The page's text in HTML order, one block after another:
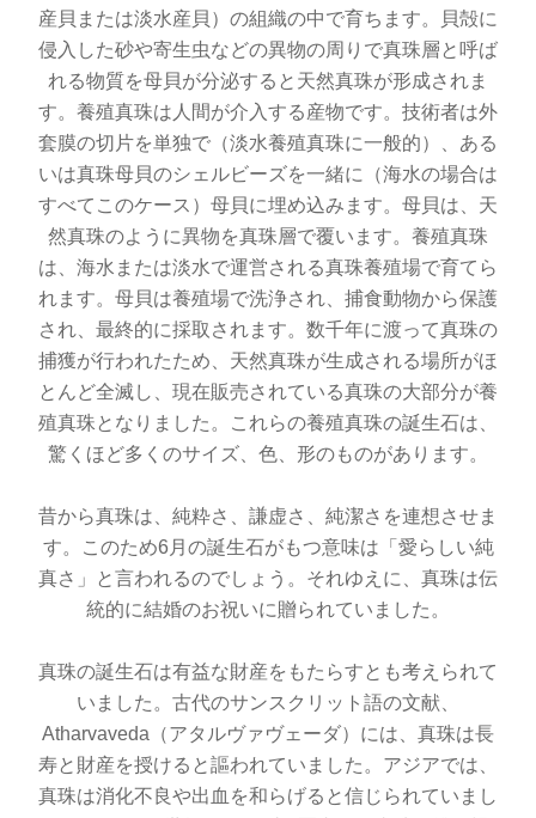
産貝または淡水産貝）の組織の中で育ちます。貝殻に
侵入した砂や寄生虫などの異物の周りで真珠層と呼ば
れる物質を母貝が分泌すると天然真珠が形成されま
す。養殖真珠は人間が介入する産物です。技術者は外
套膜の切片を単独で（淡水養殖真珠に一般的）、ある
いは真珠母貝のシェルビーズを一緒に（海水の場合は
すべてこのケース）母貝に埋め込みます。母貝は、天
然真珠のように異物を真珠層で覆います。養殖真珠
は、海水または淡水で運営される真珠養殖場で育てら
れます。母貝は養殖場で洗浄され、捕食動物から保護
され、最終的に採取されます。数千年に渡って真珠の
捕獲が行われたため、天然真珠が生成される場所がほ
とんど全滅し、現在販売されている真珠の大部分が養
殖真珠となりました。これらの養殖真珠の誕生石は、
驚くほど多くのサイズ、色、形のものがあります。
昔から真珠は、純粋さ、謙虚さ、純潔さを連想させま
す。このため6月の誕生石がもつ意味は「愛らしい純
真さ」と言われるのでしょう。それゆえに、真珠は伝
統的に結婚のお祝いに贈られていました。
真珠の誕生石は有益な財産をもたらすとも考えられて
いました。古代のサンスクリット語の文献、
Atharvaveda（アタルヴァヴェーダ）には、真珠は長
寿と財産を授けると謳われていました。アジアでは、
真珠は消化不良や出血を和らげると信じられていまし